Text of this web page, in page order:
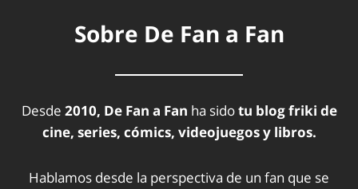
Sobre De Fan a Fan
Desde 2010, De Fan a Fan ha sidotu blog friki de
cine, series, cómics, videojuegos y libros.
Hablamos desde la perspectiva de un fan que se